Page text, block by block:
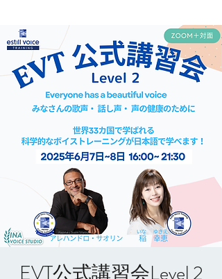
EVT公式講習会Level 2